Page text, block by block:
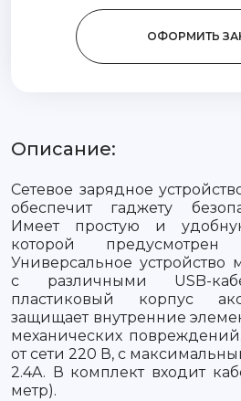
ОФОРМИТЬ
Описание:
Сетевое зарядное
обеспечит гаджету
Имеет простую и
которой
Универсальное устройство
с различными USB-
пластиковый корпус
защищает внутренние
механических
от сети 220 В, с
2.4A. В комплект входит
метр).